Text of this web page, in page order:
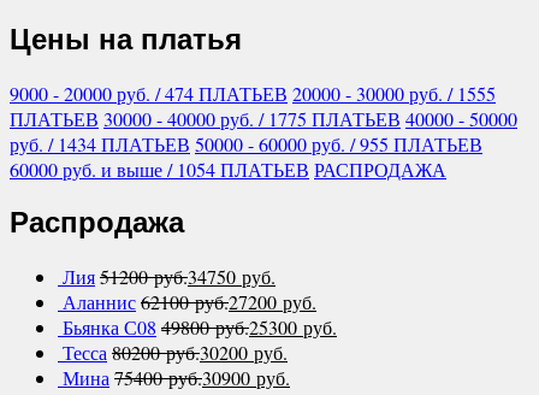
Цены на платья
9000 - 20000руб. / 474 ПЛАТЬЕВ 20000 - 30000руб. / 1555
ПЛАТЬЕВ 30000 - 40000руб. / 1775 ПЛАТЬЕВ 40000 - 50000
руб. / 1434 ПЛАТЬЕВ 50000 - 60000руб. / 955 ПЛАТЬЕВ
60000руб. и выше/ 1054 ПЛАТЬЕВ РАСПРОДАЖА
Распродажа
Лия51200руб.34750 руб.
Аланнис62100руб.27200 руб.
Бьянка С08 49800руб.25300 руб.
Тесса 80200руб.30200 руб.
Мина 75400руб.30900 руб.